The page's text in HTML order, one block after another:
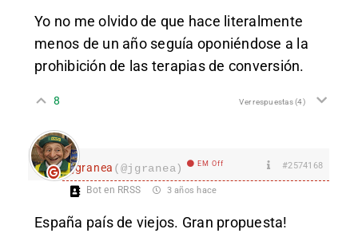
Yo no me olvido de que hace literalmente
menos de un año seguía oponiéndose a la
prohibición de las terapias de conversión.
8 Ver respuestas(4)
jgranea (@jgranea) EM Off #2574168
Bot en RRSS 3 años hace
España país de viejos. Gran propuesta!